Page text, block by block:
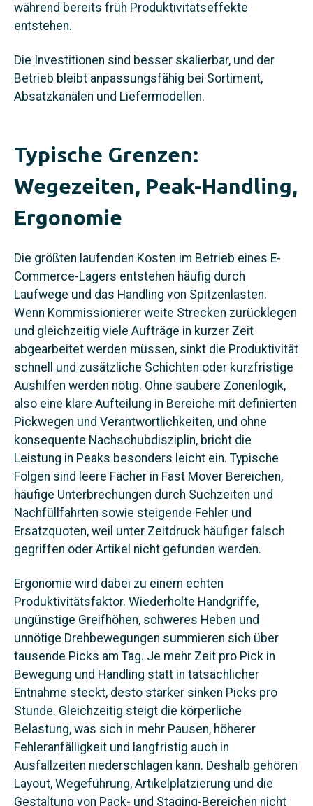
während bereits früh Produktivitätseffekte
entstehen.
Die Investitionen sind besser skalierbar, und der
Betrieb bleibt anpassungsfähig bei Sortiment,
Absatzkanälen und Liefermodellen.
Typische Grenzen:
Wegezeiten, Peak-Handling,
Ergonomie
Die größten laufenden Kosten im Betrieb eines E-
Commerce-Lagers entstehen häufig durch
Laufwege und das Handling von Spitzenlasten.
Wenn Kommissionierer weite Strecken zurücklegen
und gleichzeitig viele Aufträge in kurzer Zeit
abgearbeitet werden müssen, sinkt die Produktivität
schnell und zusätzliche Schichten oder kurzfristige
Aushilfen werden nötig. Ohne saubere Zonenlogik,
also eine klare Aufteilung in Bereiche mit definierten
Pickwegen und Verantwortlichkeiten, und ohne
konsequente Nachschubdisziplin, bricht die
Leistung in Peaks besonders leicht ein. Typische
Folgen sind leere Fächer in Fast Mover Bereichen,
häufige Unterbrechungen durch Suchzeiten und
Nachfüllfahrten sowie steigende Fehler und
Ersatzquoten, weil unter Zeitdruck häufiger falsch
gegriffen oder Artikel nicht gefunden werden.
Ergonomie wird dabei zu einem echten
Produktivitätsfaktor. Wiederholte Handgriffe,
ungünstige Greifhöhen, schweres Heben und
unnötige Drehbewegungen summieren sich über
tausende Picks am Tag. Je mehr Zeit pro Pick in
Bewegung und Handling statt in tatsächlicher
Entnahme steckt, desto stärker sinken Picks pro
Stunde. Gleichzeitig steigt die körperliche
Belastung, was sich in mehr Pausen, höherer
Fehleranfälligkeit und langfristig auch in
Ausfallzeiten niederschlagen kann. Deshalb gehören
Layout, Wegeführung, Artikelplatzierung und die
Gestaltung von Pack- und Staging-Bereichen nicht